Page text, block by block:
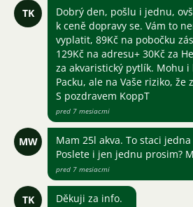
TK
Dobrý den, pošlu i jednu,
k ceně dopravy se. Vám to
vyplatit, 89Kč na pobočku
129Kč na adresu+ 30Kč za
za akvaristický pytlík. Mohu i
Packu, ale na Vaše riziko, že
S pozdravem KoppT
pred 7 mesiacmi
MW
Mam 25l akva. To staci
Poslete i jen jednu prosim?
pred 7 mesiacmi
TK Děkuji za info.